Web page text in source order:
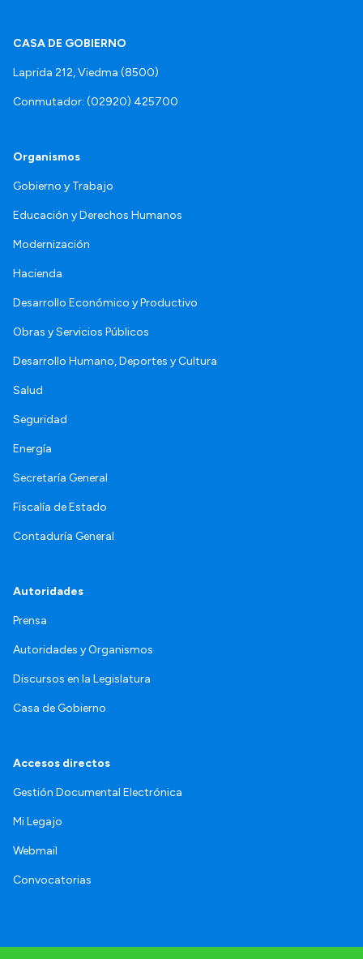
CASA DE GOBIERNO
Laprida 212, Viedma (8500)
Conmutador: (02920) 425700
Organismos
Gobierno y Trabajo
Educación y Derechos Humanos
Modernización
Hacienda
Desarrollo Económico y Productivo
Obras y Servicios Públicos
Desarrollo Humano, Deportes y Cultura
Salud
Seguridad
Energía
Secretaría General
Fiscalía de Estado
Contaduría General
Autoridades
Prensa
Autoridades y Organismos
Discursos en la Legislatura
Casa de Gobierno
Accesos directos
Gestión Documental Electrónica
Mi Legajo
Webmail
Convocatorias